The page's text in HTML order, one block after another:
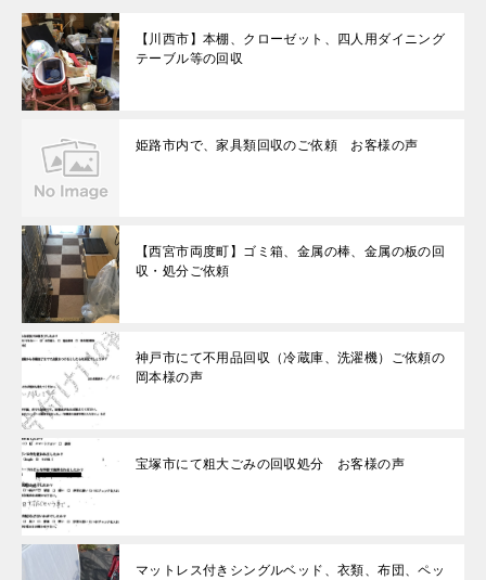
【川西市】本棚、クローゼット、四人用ダイニング
テーブル等の回収
姫路市内で、家具類回収のご依頼 お客様の声
【西宮市両度町】ゴミ箱、金属の棒、金属の板の回
収・処分ご依頼
神戸市にて不用品回収（冷蔵庫、洗濯機）ご依頼の
岡本様の声
宝塚市にて粗大ごみの回収処分 お客様の声
マットレス付きシングルベッド、衣類、布団、ペッ